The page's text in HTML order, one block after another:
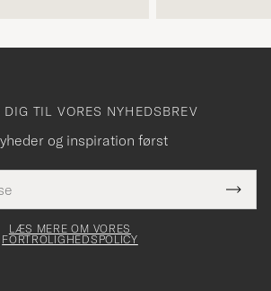
TIL VORES NYHEDSBREV
og inspiration først
LÆS MERE OM VORES
FORTROLIGHEDSPOLICY